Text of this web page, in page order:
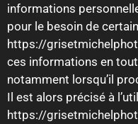
informations
pour le besoin de
https://
ces informations en
notamment lorsqu’il
Il est alors précisé à
https://